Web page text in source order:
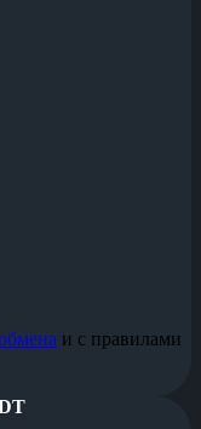
и с правилами